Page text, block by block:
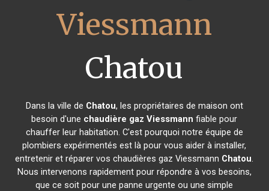
Viessmann
Chatou
Dans la ville de Chatou, les propriétaires de maison ont
besoin d'une chaudière gaz Viessmann fiable pour
chauffer leur habitation. C'est pourquoi notre équipe de
plombiers expérimentés est là pour vous aider à installer,
entretenir et réparer vos chaudières gaz Viessmann Chatou.
Nous intervenons rapidement pour répondre à vos besoins,
que ce soit pour une panne urgente ou une simple